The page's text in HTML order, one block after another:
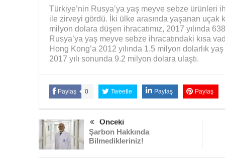
Türkiye’nin Rusya’ya yaş meyve sebze ürünleri
ile zirveyi gördü. İki ülke arasında yaşanan uçak
milyon dolara düşen ihracatımız, 2017 yılında
Rusya’ya yaş meyve sebze ihracatındaki kısa
Hong Kong’a 2012 yılında 1.5 milyon dolarlık
2017 yılı sonunda 9.2 milyon dolara ulaştı.
Paylaş 0 Tweetle Paylaş Paylaş
Önceki
Şarbon Hakkında
Bilmedikleriniz!